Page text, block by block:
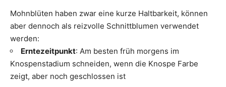
Mohnblüten haben zwar eine kurze Haltbarkeit, können
aber dennoch als reizvolle Schnittblumen verwendet
werden:
Erntezeitpunkt: Am besten früh morgens im
Knospenstadium schneiden, wenn die Knospe Farbe
zeigt, aber noch geschlossen ist